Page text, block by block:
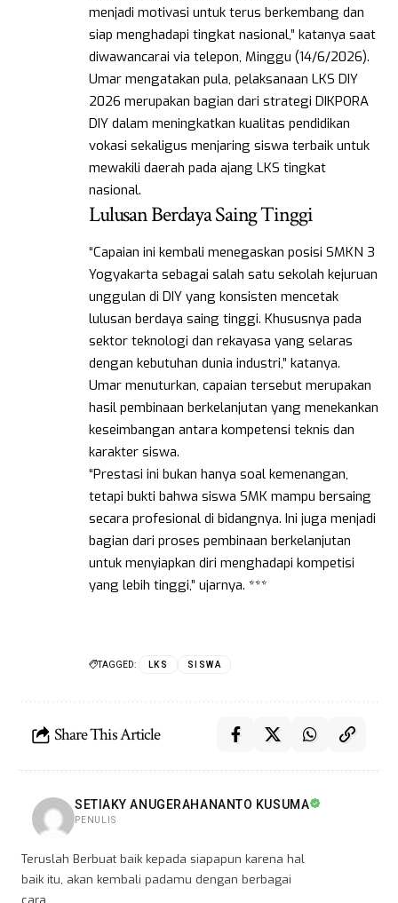
menjadi motivasi untuk terus berkembang dan
siap menghadapi tingkat nasional,” katanya saat
diwawancarai via telepon, Minggu (14/6/2026).
Umar mengatakan pula, pelaksanaan LKS DIY
2026 merupakan bagian dari strategi DIKPORA
DIY dalam meningkatkan kualitas pendidikan
vokasi sekaligus menjaring siswa terbaik untuk
mewakili daerah pada ajang LKS tingkat
nasional.
Lulusan Berdaya Saing Tinggi
“Capaian ini kembali menegaskan posisi SMKN 3
Yogyakarta sebagai salah satu sekolah kejuruan
unggulan di DIY yang konsisten mencetak
lulusan berdaya saing tinggi. Khususnya pada
sektor teknologi dan rekayasa yang selaras
dengan kebutuhan dunia industri,” katanya.
Umar menuturkan, capaian tersebut merupakan
hasil pembinaan berkelanjutan yang menekankan
keseimbangan antara kompetensi teknis dan
karakter siswa.
“Prestasi ini bukan hanya soal kemenangan,
tetapi bukti bahwa siswa SMK mampu bersaing
secara profesional di bidangnya. Ini juga menjadi
bagian dari proses pembinaan berkelanjutan
untuk menyiapkan diri menghadapi kompetisi
yang lebih tinggi,” ujarnya. ***
TAGGED: LKS SISWA
Share This Article
SETIAKY ANUGERAHANANTO KUSUMA
PENULIS
Teruslah Berbuat baik kepada siapapun karena hal
baik itu, akan kembali padamu dengan berbagai
cara